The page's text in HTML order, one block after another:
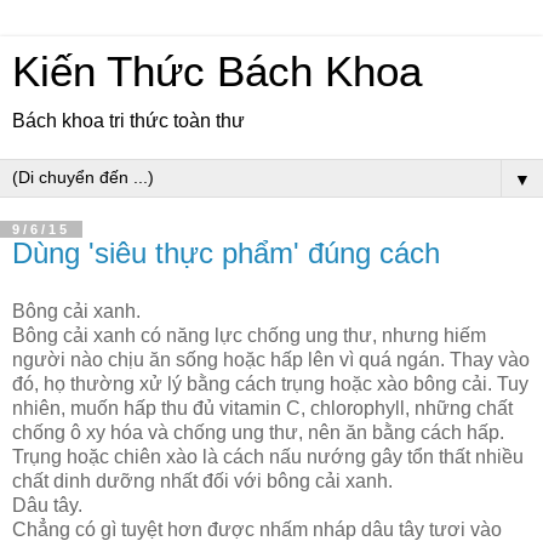
Kiến Thức Bách Khoa
Bách khoa tri thức toàn thư
▼
9/6/15
Dùng 'siêu thực phẩm' đúng cách
Bông cải xanh.
Bông cải xanh có năng lực chống ung thư, nhưng hiếm
người nào chịu ăn sống hoặc hấp lên vì quá ngán. Thay vào
đó, họ thường xử lý bằng cách trụng hoặc xào bông cải. Tuy
nhiên, muốn hấp thu đủ vitamin C, chlorophyll, những chất
chống ô xy hóa và chống ung thư, nên ăn bằng cách hấp.
Trụng hoặc chiên xào là cách nấu nướng gây tổn thất nhiều
chất dinh dưỡng nhất đối với bông cải xanh.
Dâu tây.
Chẳng có gì tuyệt hơn được nhấm nháp dâu tây tươi vào